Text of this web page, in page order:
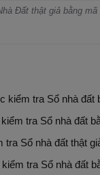
Đất thật giả bằng mã
kiểm tra Sổ nhà đất
tra Sổ nhà đất
tra Sổ nhà đất thật
tra Sổ nhà đất